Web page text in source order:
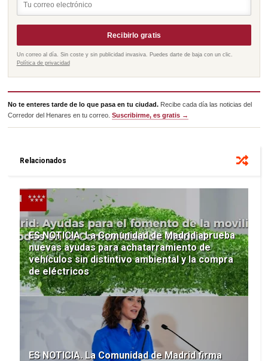
Recibirlo gratis
Un correo al día. Sin coste y sin publicidad invasiva. Puedes darte de baja con un clic.
Política de privacidad
No te enteres tarde de lo que pasa en tu ciudad. Recibe cada día las noticias del
Corredor del Henares en tu correo.Suscribirme, es gratis →
Relacionados
ES NOTICIA. La Comunidad de Madrid aprueba
nuevas ayudas para achatarramiento de
vehículos sin distintivo ambiental y la compra
de eléctricos
ES NOTICIA. La Comunidad de Madrid firma